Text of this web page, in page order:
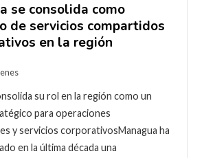
se consolida como
de servicios compartidos
en la región
su rol en la región como un
para operaciones
y servicios corporativosManagua ha
en la última década una